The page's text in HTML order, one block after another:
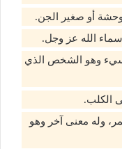
أو صغير الجن.
الله عز وجل.
سيء وهو الشخص الذي
الكلب.
وله معنى آخر وهو